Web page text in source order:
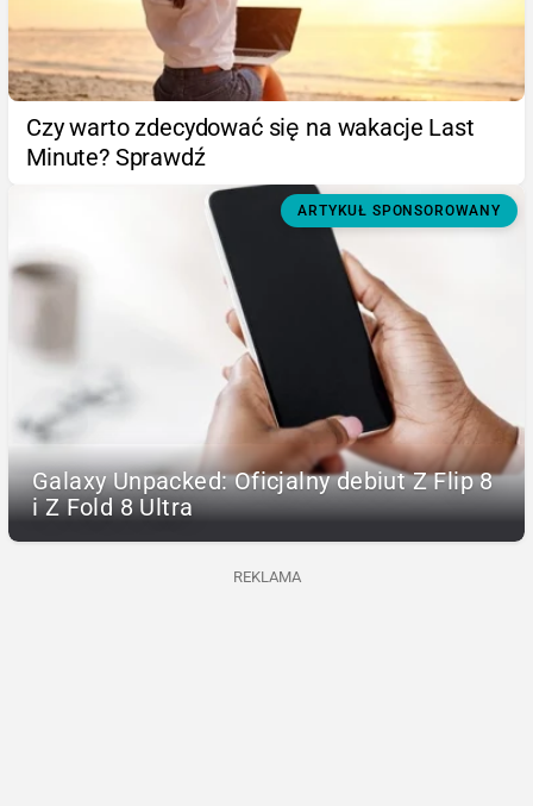
Czy warto zdecydować się na wakacje Last
Minute? Sprawdź
ARTYKUŁ SPONSOROWANY
Galaxy Unpacked: Oficjalny debiut Z Flip 8
i Z Fold 8 Ultra
REKLAMA